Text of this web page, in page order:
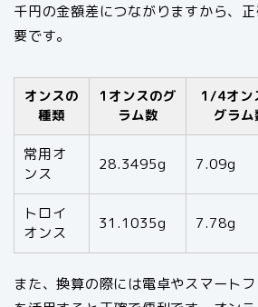
千円の金額差につながりますから、
要です。
オンスの
種類
1オンスのグ
ラム数
1/4オン
グラム
常用オ
ンス
28.3495g 7.09g
トロイ
オンス
31.1035g 7.78g
また、換算の際には電卓やスマート